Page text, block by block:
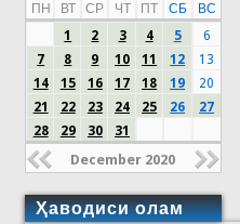
ПН ВТ СР ЧТ ПТ СБ
ВС
1
2 3 4 5
6
7
8 9 10 11 12
13
14
15 16 17 18 19
20
21
22 23 24 25 26
27
28
29 30 31
December 2020
Ҳаводиси олам